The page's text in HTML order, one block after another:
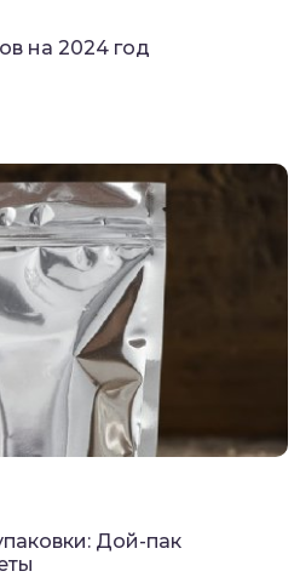
на 2024 год
Дой-пак